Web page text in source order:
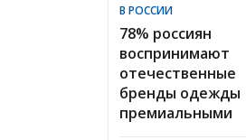
В РОССИИ
78% россиян
воспринимают
отечественные
бренды одежды
премиальными